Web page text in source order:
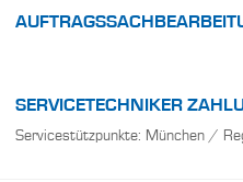
SERVICETECHNIKER
Servicestützpunkte: München /